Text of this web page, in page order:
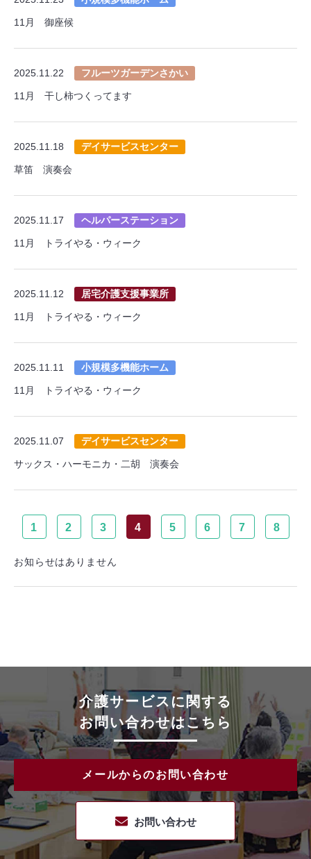
11月 御座候
2025.11.22 フルーツガーデンさかい
11月 干し柿つくってます
2025.11.18 デイサービスセンター
草笛 演奏会
2025.11.17 ヘルパーステーション
11月 トライやる・ウィーク
2025.11.12 居宅介護支援事業所
11月 トライやる・ウィーク
2025.11.11 小規模多機能ホーム
11月 トライやる・ウィーク
2025.11.07 デイサービスセンター
サックス・ハーモニカ・二胡 演奏会
1 2 3 4 5 6 7 8
お知らせはありません
介護サービスに関する
お問い合わせはこちら
メールからのお問い合わせ
お問い合わせ